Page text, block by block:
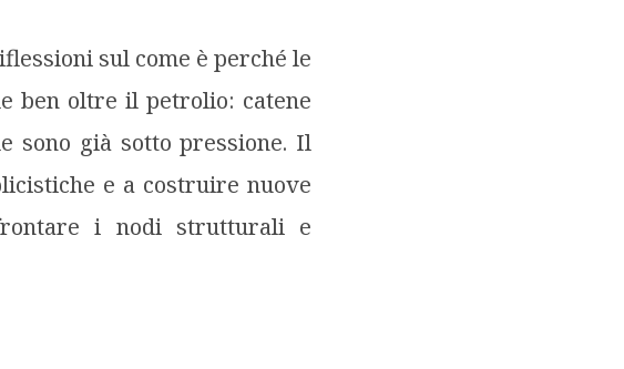
ben oltre il petrolio: catene
sono già sotto pressione. Il
e a costruire nuove
i nodi strutturali e